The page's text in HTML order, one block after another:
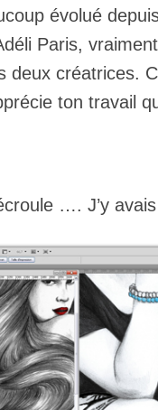
évolué
Paris,
deux créatrices.
ton travail
…. J’y